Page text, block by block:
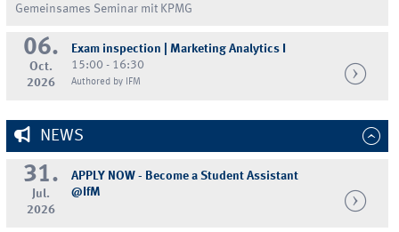
Gemeinsames Seminar mit KPMG
06.
Oct.
2026
Exam inspection | Marketing Analytics I
15:00 - 16:30
Authored by IFM
NEWS
31.
Jul.
2026
APPLY NOW - Become a Student Assistant
@IfM